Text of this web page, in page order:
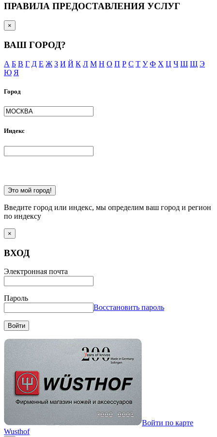
ПРАВИЛА ПРЕДОСТАВЛЕНИЯ УСЛУГ
×
ВАШ ГОРОД?
А Б В Г Д Е Ж З И Й К Л М Н О П Р С Т У Ф Х Ц Ч Ш Щ Э
Ю Я
Город
Индекс
Это мой город!
Введите город или индекс, мы определим ваш город и регион
по индексу
×
ВХОД
Электронная почта
Пароль
Восстановить пароль
Войти
Войти по карте
Wusthof